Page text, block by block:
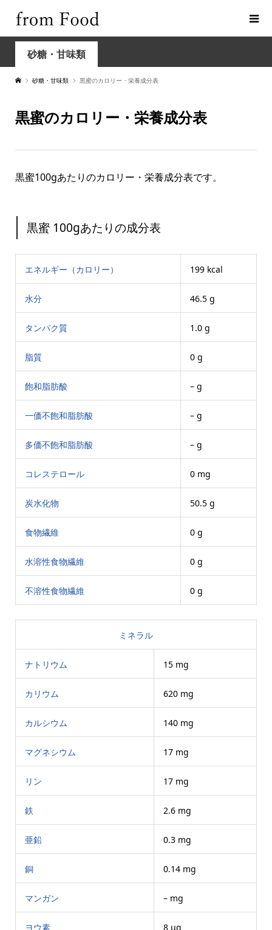
砂糖・甘味類
砂糖・甘味類 黒蜜のカロリー・栄養成分表
黒蜜のカロリー・栄養成分表
黒蜜100gあたりのカロリー・栄養成分表です。
黒蜜 100gあたりの成分表
エネルギー（カロリー） 199 kcal
水分 46.5 g
タンパク質 1.0 g
脂質 0 g
飽和脂肪酸 – g
一価不飽和脂肪酸 – g
多価不飽和脂肪酸 – g
コレステロール 0 mg
炭水化物 50.5 g
食物繊維 0 g
水溶性食物繊維 0 g
不溶性食物繊維 0 g
ミネラル
ナトリウム 15 mg
カリウム 620 mg
カルシウム 140 mg
マグネシウム 17 mg
リン 17 mg
鉄 2.6 mg
亜鉛 0.3 mg
銅 0.14 mg
マンガン – mg
ヨウ素 8 μg